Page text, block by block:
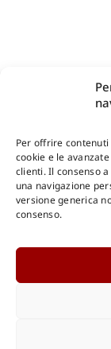
Per offrire
cookie e le
clienti. Il consenso
una navigazione
versione generica
consenso.
Shop Gangemi